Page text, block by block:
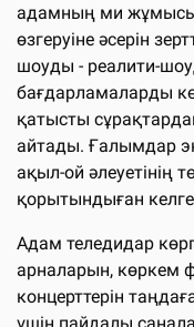
адамның ми
өзгеруіне әсерін
шоуды - реалити-
бағдарламаларды
қатысты
айтады. Ғалымдар
ақыл-ой әлеуетінің
қорытындыған
Адам теледидар
арналарын, көркем
концерттерін